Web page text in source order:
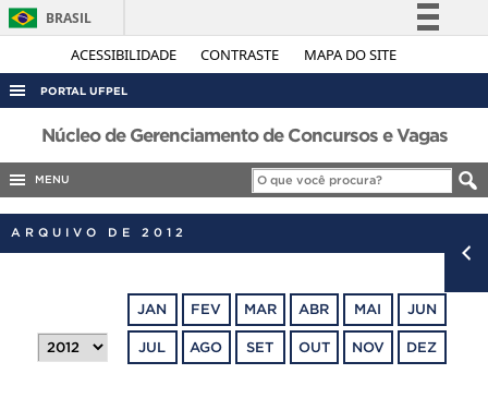
ACESSIBILIDADE CONTRASTE MAPA DO SITE
BRASIL
Simplifique!
Legislação
Canais
PORTAL UFPEL
ACESSO À INFORMAÇÃO
AUDITORIA
CONCURSOS
OUVIDORIA
Núcleo de Gerenciamento de Concursos e Vagas
MENU
ARQUIVO DE 2012
JAN FEV MAR ABR MAI JUN
JUL AGO SET OUT NOV DEZ